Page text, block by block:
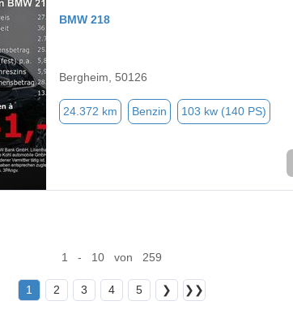
BMW 218
Bergheim, 50126
24.372 km Benzin 103 kw (140 PS)
1 - 10 von 259
1 2 3 4 5 ❯ ❯❯